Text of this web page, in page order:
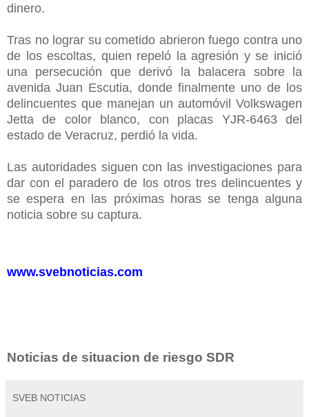
dinero.
Tras no lograr su cometido abrieron fuego contra uno
de los escoltas, quien repeló la agresión y se inició
una persecución que derivó la balacera sobre la
avenida Juan Escutia, donde finalmente uno de los
delincuentes que manejan un automóvil Volkswagen
Jetta de color blanco, con placas YJR-6463 del
estado de Veracruz, perdió la vida.
Las autoridades siguen con las investigaciones para
dar con el paradero de los otros tres delincuentes y
se espera en las próximas horas se tenga alguna
noticia sobre su captura.
www.svebnoticias.com
Noticias de situacion de riesgo SDR
SVEB NOTICIAS